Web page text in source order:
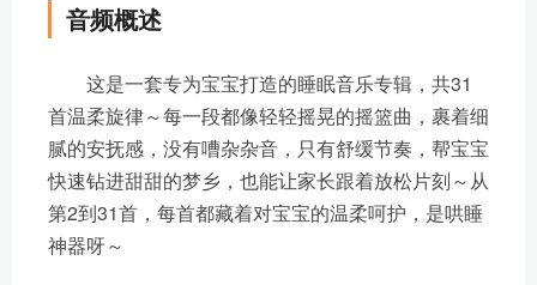
音频概述
这是一套专为宝宝打造的睡眠音乐专辑，共31
首温柔旋律～每一段都像轻轻摇晃的摇篮曲，裹着细
腻的安抚感，没有嘈杂杂音，只有舒缓节奏，帮宝宝
快速钻进甜甜的梦乡，也能让家长跟着放松片刻～从
第2到31首，每首都藏着对宝宝的温柔呵护，是哄睡
神器呀～